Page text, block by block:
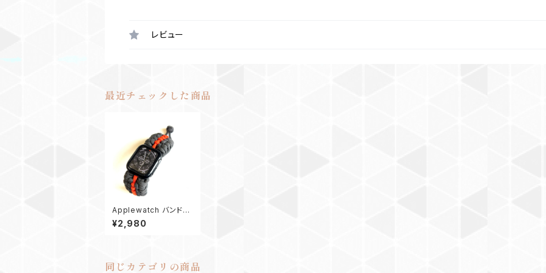
レビュー
最近チェックした商品
Applewatch バンド
アップルウォッチバンド4
4_パラコード_BE_グレ
¥2,980
同じカテゴリの商品